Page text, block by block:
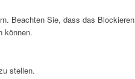
Beachten Sie, dass das Blockieren
können.
stellen.